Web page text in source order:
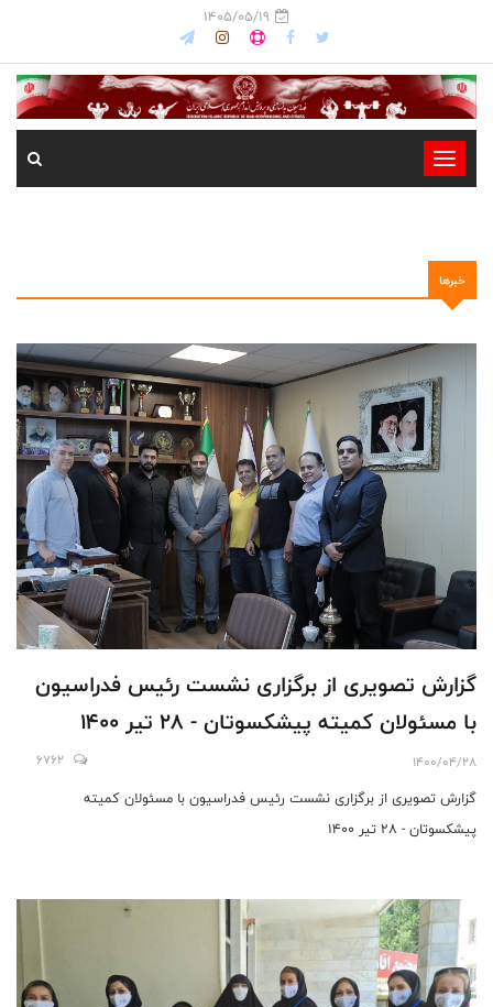
1405/05/19
-
-
-
-
خبرها
گزارش تصویری از برگزاری نشست رئیس فدراسیون
با مسئولان کمیته پیشکسوتان - 28 تیر 1400
1400/04/28
6762
گزارش تصویری از برگزاری نشست رئیس فدراسیون با مسئولان کمیته
پیشکسوتان - 28 تیر 1400